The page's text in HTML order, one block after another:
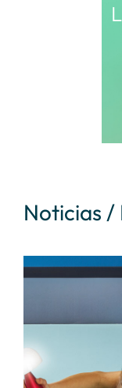
Noticias /